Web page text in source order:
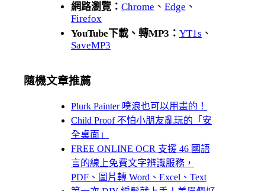
網路瀏覽： Chrome 、 Edge 、
Firefox
YouTube下載、轉MP3： YT1s 、
SaveMP3
隨機文章推薦
Plurk Painter 噗浪也可以用畫的！
Child Proof 不怕小朋友亂玩的「安
全桌面」
FREE ONLINE OCR 支援 46 國語
言的線上免費文字辨識服務，
PDF、圖片轉 Word、Excel、Text